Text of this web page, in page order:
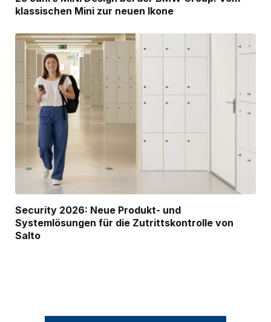
klassischen Mini zur neuen Ikone
Security 2026: Neue Produkt- und
Systemlösungen für die Zutrittskontrolle von
Salto